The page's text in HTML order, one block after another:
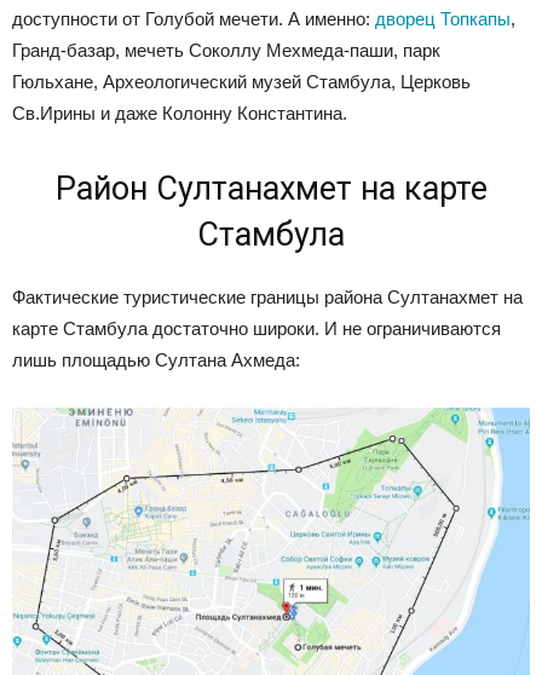
доступности от Голубой мечети. А именно: дворец Топкапы,
Гранд-базар, мечеть Соколлу Мехмеда-паши, парк
Гюльхане, Археологический музей Стамбула, Церковь
Св.Ирины и даже Колонну Константина.
Район Султанахмет на карте
Стамбула
Фактические туристические границы района Султанахмет на
карте Стамбула достаточно широки. И не ограничиваются
лишь площадью Султана Ахмеда: